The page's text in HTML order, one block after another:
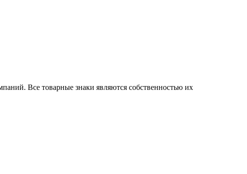
Все товарные знаки являются собственностью их